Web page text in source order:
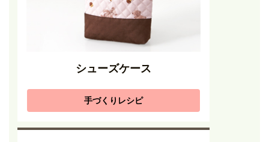
シューズケース
手づくりレシピ